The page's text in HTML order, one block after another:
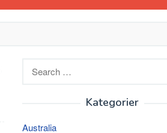
Kategorier
Australia